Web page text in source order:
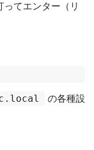
ってエンター（リ
の各種設